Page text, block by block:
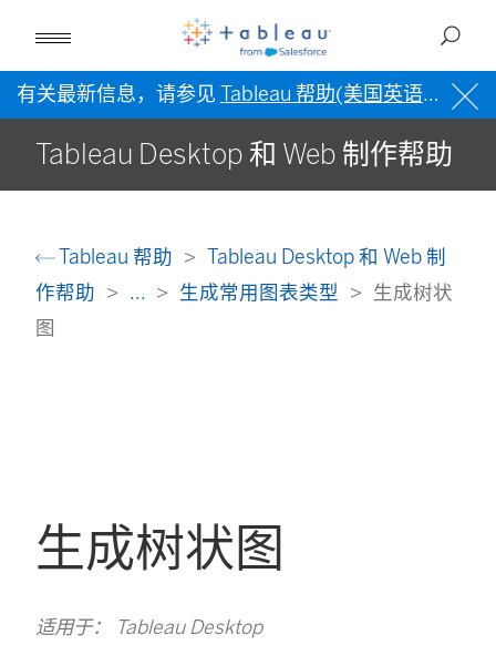
有关最新信息，请参见 Tableau 帮助(美国英语) 。
Tableau Desktop 和 Web 制作帮助
Tableau 帮助
Tableau Desktop 和 Web 制
作帮助
... 生成常用图表类型
生成树状
图
生成树状图
适用于： Tableau Desktop